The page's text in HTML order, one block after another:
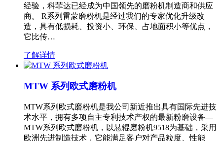
经验，科菲达已经成为中国领先的磨粉机制造商和供应
商。 R系列雷蒙磨粉机是经过我们的专家优化升级改
造，具有低损耗、投资小、环保、占地面积小等优点，
它比传…
了解详情
MTW 系列欧式磨粉机
MTW系列欧式磨粉机是我公司新近推出具有国际先进技
术水平，拥有多项自主专利技术产权的最新粉磨设备—
MTW系列欧式磨粉机，以悬辊磨粉机9518为基础，采用
欧洲先进制造技术，它能满足客户对产品粒度、性能